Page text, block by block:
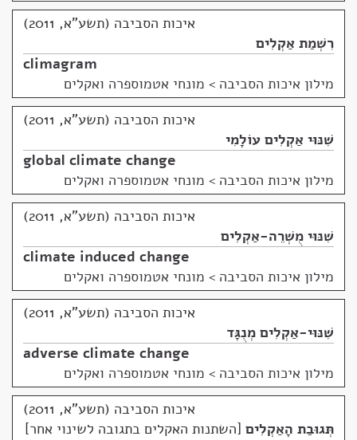
איכות הסביבה (תשע"א, 2011)
רִשְׁמַת אַקְלִים
climagram
מילון איכות הסביבה > מונחי אטמוספרה ואקלים
איכות הסביבה (תשע"א, 2011)
שִׁנּוּי אַקְלִים עוֹלָמִי
global climate change
מילון איכות הסביבה > מונחי אטמוספרה ואקלים
איכות הסביבה (תשע"א, 2011)
שִׁנּוּי מֻשְׁרֵה-אַקְלִים
climate induced change
מילון איכות הסביבה > מונחי אטמוספרה ואקלים
איכות הסביבה (תשע"א, 2011)
שִׁנּוּי-אַקְלִים מְנֻגָּד
adverse climate change
מילון איכות הסביבה > מונחי אטמוספרה ואקלים
איכות הסביבה (תשע"א, 2011)
תְּגוּבַת הָאַקְלִים השתנות האקלים בתגובה לשינוי אחר